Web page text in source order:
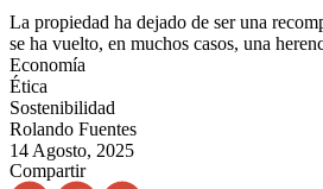
La propiedad ha dejado de ser una
se ha vuelto, en muchos casos, una
Economía
Ética
Sostenibilidad
Rolando Fuentes
14 Agosto, 2025
Compartir